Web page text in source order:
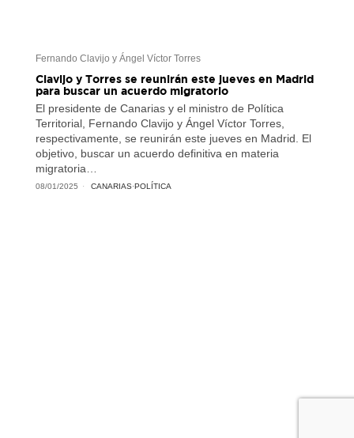
Fernando Clavijo y Ángel Víctor Torres
Clavijo y Torres se reunirán este jueves en Madrid
para buscar un acuerdo migratorio
El presidente de Canarias y el ministro de Política
Territorial, Fernando Clavijo y Ángel Víctor Torres,
respectivamente, se reunirán este jueves en Madrid. El
objetivo, buscar un acuerdo definitiva en materia
migratoria…
08/01/2025 CANARIAS·POLÍTICA